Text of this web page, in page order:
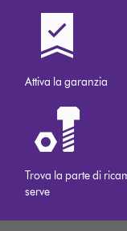
Attiva la garanzia
Trova la parte di
serve